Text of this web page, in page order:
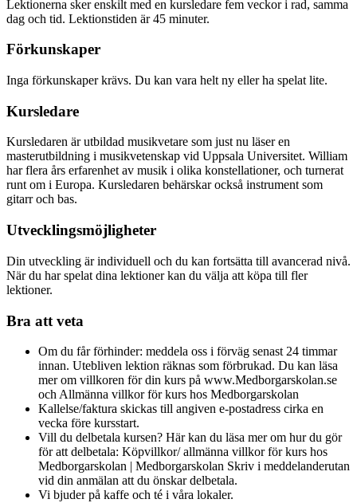
Lektionerna sker enskilt med en kursledare fem veckor i rad, samma
dag och tid. Lektionstiden är 45 minuter.
Förkunskaper
Inga förkunskaper krävs. Du kan vara helt ny eller ha spelat lite.
Kursledare
Kursledaren är utbildad musikvetare som just nu läser en
masterutbildning i musikvetenskap vid Uppsala Universitet. William
har flera års erfarenhet av musik i olika konstellationer, och turnerat
runt om i Europa. Kursledaren behärskar också instrument som
gitarr och bas.
Utvecklingsmöjligheter
Din utveckling är individuell och du kan fortsätta till avancerad nivå.
När du har spelat dina lektioner kan du välja att köpa till fler
lektioner.
Bra att veta
Om du får förhinder: meddela oss i förväg senast 24 timmar
innan. Utebliven lektion räknas som förbrukad. Du kan läsa
mer om villkoren för din kurs på www.Medborgarskolan.se
och Allmänna villkor för kurs hos Medborgarskolan
Kallelse/faktura skickas till angiven e-postadress cirka en
vecka före kursstart.
Vill du delbetala kursen? Här kan du läsa mer om hur du gör
för att delbetala: Köpvillkor/ allmänna villkor för kurs hos
Medborgarskolan | Medborgarskolan Skriv i meddelanderutan
vid din anmälan att du önskar delbetala.
Vi bjuder på kaffe och té i våra lokaler.